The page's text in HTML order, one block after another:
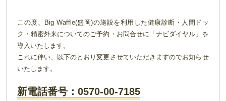
この度、Big Waffle(盛岡)の施設を利用した健康診断・人間ドッ
ク・精密外来についてのご予約・お問合せに「ナビダイヤル」を
導入いたします。
これに伴い、以下のとおり変更させていただきますのでお知らせ
いたします。
新電話番号：0570-00-7185